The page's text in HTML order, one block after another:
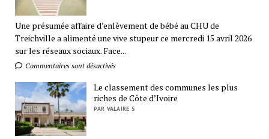
Une présumée affaire d’enlèvement de bébé au CHU de
Treichville a alimenté une vive stupeur ce mercredi 15 avril 2026
sur les réseaux sociaux. Face...
Commentaires sont désactivés
Le classement des communes les plus
riches de Côte d’Ivoire
PAR VALAIRE S